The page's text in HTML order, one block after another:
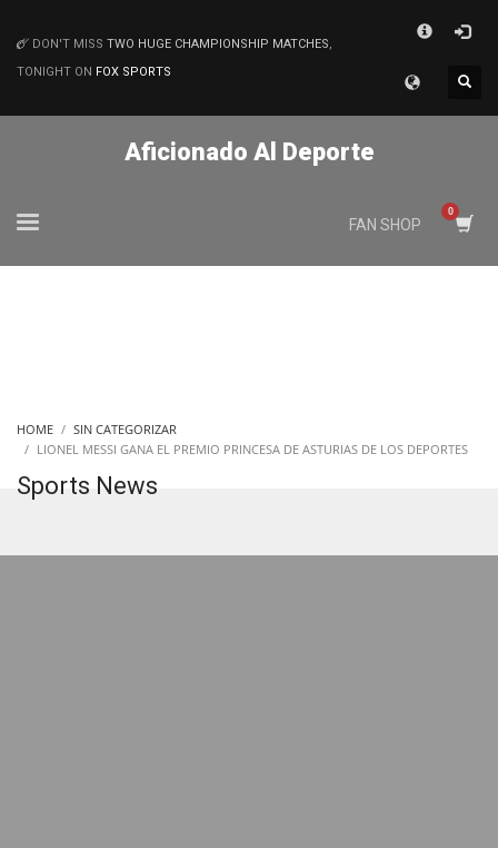
MATCHES
DON'T MISS TWO HUGE CHAMPIONSHIP MATCHES,
TONIGHT ON FOX SPORTS
Aficionado Al Deporte
FAN SHOP
HOME
SIN CATEGORIZAR
LIONEL MESSI GANA EL PREMIO PRINCESA DE ASTURIAS DE LOS DEPORTES
Sports News